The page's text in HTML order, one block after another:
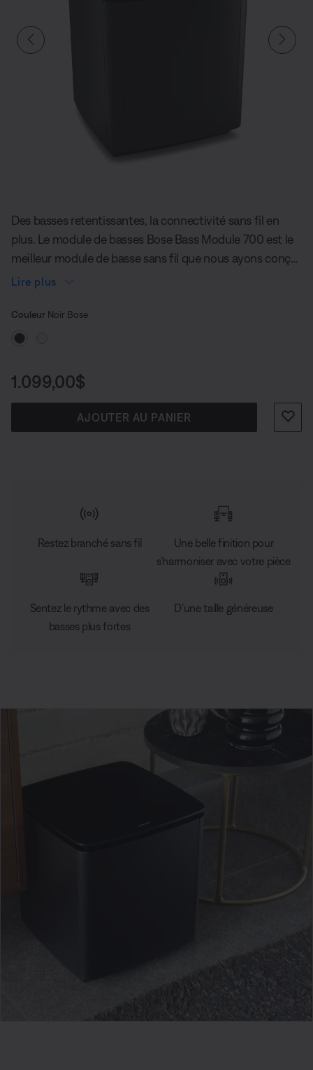
Des basses retentissantes, la connectivité sans fil en
plus. Le module de basses Bose Bass Module 700 est le
meilleur module de basse sans fil que nous ayons conçu
pour nos systèmes de cinéma maison. Ce caisson de
de basses. tandis que son port grand format élimine
pratiquement toute distorsion.
Lire plus
Choisissez la couleur
Sélectionné
Couleur Noir Bose
Prix :
1.099,00$
AJOUTER AU PANIER
Restez branché sans fil
Une belle finition pour
s’harmoniser avec votre pièce
Sentez le rythme avec des
basses plus fortes
D’une taille généreuse